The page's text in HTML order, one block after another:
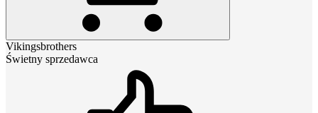
Vikingsbrothers
Świetny sprzedawca